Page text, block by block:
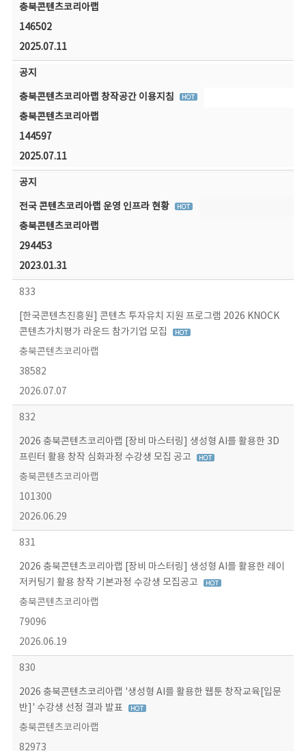
충북콘텐츠코리아랩
146502
2025.07.11
공지
충북콘텐츠코리아랩 창작공간 이용지침
충북콘텐츠코리아랩
144597
2025.07.11
공지
전국 콘텐츠코리아랩 운영 인프라 현황
충북콘텐츠코리아랩
294453
2023.01.31
833
[한국콘텐츠진흥원] 콘텐츠 투자유치 지원 프로그램 2026 KNOCK
콘텐츠가치평가 라운드 참가기업 모집
충북콘텐츠코리아랩
38582
2026.07.07
832
2026 충북콘텐츠코리아랩 [장비 마스터링] 생성형 AI를 활용한 3D
프린터 활용 창작 심화과정 수강생 모집 공고
충북콘텐츠코리아랩
101300
2026.06.29
831
2026 충북콘텐츠코리아랩 [장비 마스터링] 생성형 AI를 활용한 레이
저커팅기 활용 창작 기본과정 수강생 모집공고
충북콘텐츠코리아랩
79096
2026.06.19
830
2026 충북콘텐츠코리아랩 '생성형 AI를 활용한 웹툰 창작교육[입문
반]' 수강생 선정 결과 발표
충북콘텐츠코리아랩
82973